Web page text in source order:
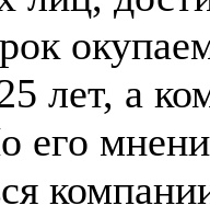
лет, а
его